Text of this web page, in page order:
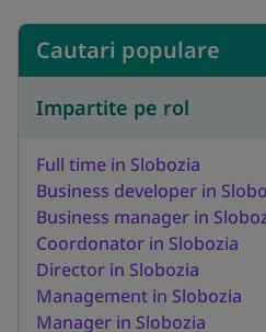
Cautari populare
Impartite pe rol
Full time in Slobozia
Business developer in
Business manager in
Coordonator in Slobozia
Director in Slobozia
Management in Slobozia
Manager in Slobozia